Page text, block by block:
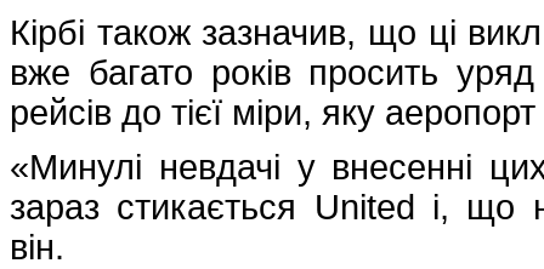
Кірбі також зазначив, що ці
вже багато років просить
рейсів до тієї міри, яку
«Минулі невдачі у внесенні
зараз стикається United і, що
він.